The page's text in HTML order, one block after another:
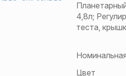
4,8л;
теста,
Цвет